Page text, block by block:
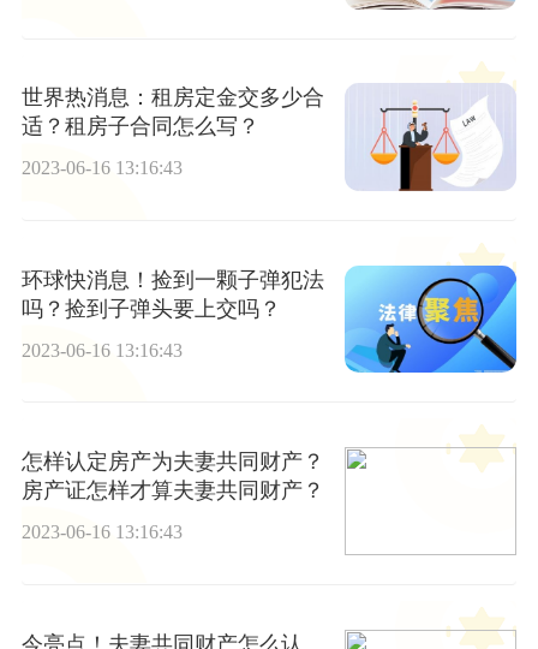
世界热消息：租房定金交多少合
适？租房子合同怎么写？
2023-06-16 13:16:43
环球快消息！捡到一颗子弹犯法
吗？捡到子弹头要上交吗？
2023-06-16 13:16:43
怎样认定房产为夫妻共同财产？
房产证怎样才算夫妻共同财产？
2023-06-16 13:16:43
今亮点！夫妻共同财产怎么认